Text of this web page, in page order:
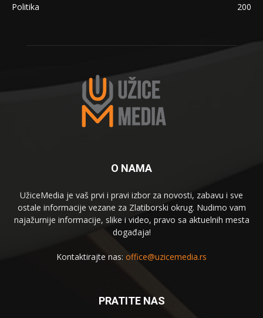
Politika
200
O NAMA
UžiceMedia je vaš prvi i pravi izbor za novosti, zabavu i sve
ostale informacije vezane za Zlatiborski okrug. Nudimo vam
najažurnije informacije, slike i video, pravo sa aktuelnih mesta
događaja!
Kontaktirajte nas: office@uzicemedia.rs
PRATITE NAS